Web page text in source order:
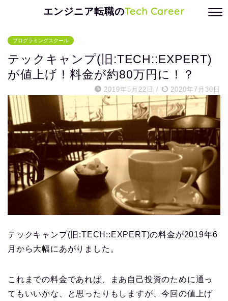
エンジニア転職のTech Career
プログラミングスクール
テックキャンプ(旧:TECH::EXPERT)
が値上げ！料金が約80万円に！？
2019年5月22日 / 2020年7月30日
テックキャンプ(旧:TECH::EXPERT)の料金が2019年6
月から大幅にあがりました。
これまでの料金であれば、まあ自己投資のために通っ
てもいいかな、と思ったりもしますが、今回の値上げ